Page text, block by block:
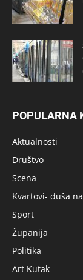
POPULARNA
Aktualnosti
Društvo
Scena
Kvartovi- duša
Sport
Županija
Politika
Art Kutak